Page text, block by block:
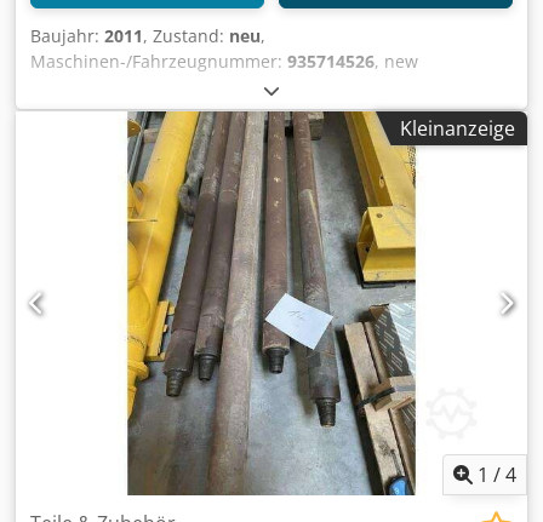
Baujahr: 2011, Zustand: neu,
Maschinen-/Fahrzeugnummer: 935714526, new
reconditioned gearbox for Caterpillar D11 N R with Prefix
74Z Dcsdehd I R Tjpfx Aclsk Weitere Informationen Typ:
Getriebe, Allgemeiner Zustand: sehr gut, Technischer
Zustand: sehr gut, Optischer Zustand: sehr gut,
Kleinanzeige
1 /4